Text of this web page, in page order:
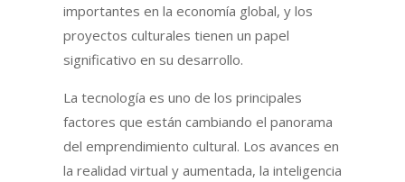
importantes en la economía global, y los
proyectos culturales tienen un papel
significativo en su desarrollo.
La tecnología es uno de los principales
factores que están cambiando el panorama
del emprendimiento cultural. Los avances en
la realidad virtual y aumentada, la inteligencia